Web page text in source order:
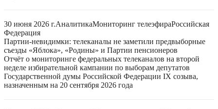
30 июня 2026 г.АналитикаМониторинг телеэфираРоссийская
Федерация
Партии-невидимки: телеканалы не заметили предвыборные
съезды «Яблока», «Родины» и Партии пенсионеров
Отчёт о мониторинге федеральных телеканалов на второй
неделе избирательной кампании по выборам депутатов
Государственной думы Российской Федерации IX созыва,
назначенным на 20 сентября 2026 года